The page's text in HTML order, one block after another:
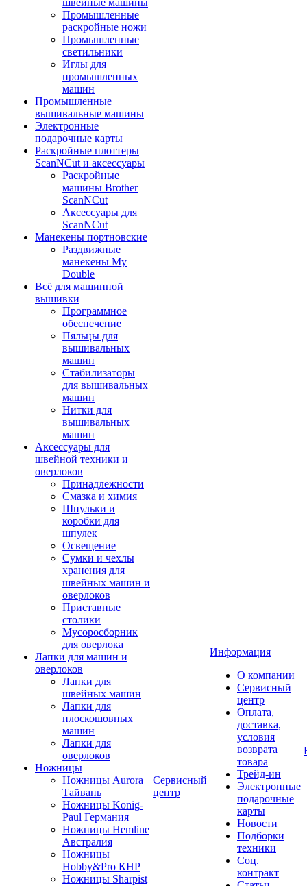
швейные машины
Промышленные
раскройные ножи
Промышленные
светильники
Иглы для
промышленных
машин
Промышленные
вышивальные машины
Электронные
подарочные карты
Раскройные плоттеры
ScanNCut и аксессуары
Раскройные
машины Brother
ScanNCut
Аксессуары для
ScanNCut
Манекены портновские
Раздвижные
манекены My
Double
Всё для машинной
вышивки
Программное
обеспечение
Пяльцы для
вышивальных
машин
Стабилизаторы
для вышивальных
машин
Нитки для
вышивальных
машин
Аксессуары для
швейной техники и
оверлоков
Принадлежности
Смазка и химия
Шпульки и
коробки для
шпулек
Освещение
Сумки и чехлы
хранения для
швейных машин и
оверлоков
Приставные
столики
Мусоросборник
для оверлока
Лапки для машин и
оверлоков
Лапки для
швейных машин
Лапки для
плоскошовных
машин
Лапки для
оверлоков
Ножницы
Ножницы Aurora
Тайвань
Ножницы Konig-
Paul Германия
Ножницы Hemline
Австралия
Ножницы
Hobby&Pro КНР
Ножницы Sharpist
Сервисный
центр
Информация
О компании
Сервисный
центр
Оплата,
доставка,
условия
возврата
товара
Трейд-ин
Электронные
подарочные
карты
Новости
Подборки
техники
Соц.
контракт